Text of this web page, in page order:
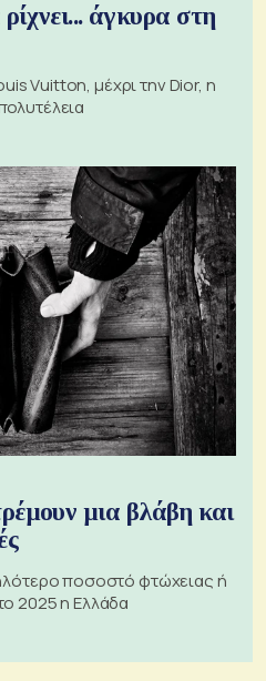
άγκυρα στη
Vuitton, μέχρι την Dior, η
μια βλάβη και
ποσοστό φτώχειας ή
2025 η Ελλάδα